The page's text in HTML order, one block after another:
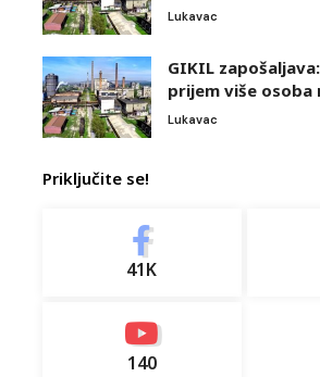
Lukavac
GIKIL
prijem više osoba
Lukavac
Priključite se!
41K
140